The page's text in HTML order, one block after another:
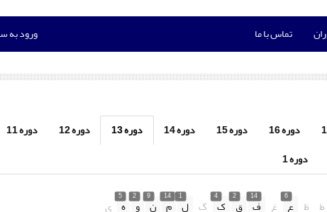
تماس با ما ورود به
دوره 16 دوره 15 دوره 14 دوره 13 دوره 12 دوره 11
دوره 1
ط ظ
6
ع غ
14
ف
2
ق
4
ک گ
1
ل
14
م
9
ن
2
و
5
ه ی